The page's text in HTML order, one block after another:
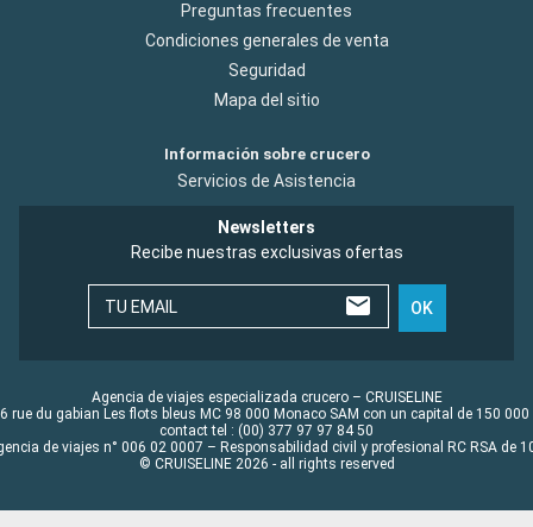
Preguntas frecuentes
Condiciones generales de venta
Seguridad
Mapa del sitio
Información sobre crucero
Servicios de Asistencia
Newsletters
Recibe nuestras exclusivas ofertas
TU EMAIL OK
Agencia de viajes especializada crucero – CRUISELINE
rue du gabian Les flots bleus MC 98 000 Monaco SAM con un capital de 150 000
contact tel : (00) 377 97 97 84 50
de viajes n° 006 02 0007 – Responsabilidad civil y profesional RC RSA de
© CRUISELINE 2026 - all rights reserved